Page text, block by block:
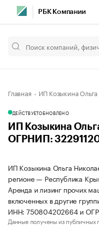
РБК Компании
Главная ИП Козыкина
ДЕЙСТВУЕТОБНОВЛЕНО
ИП Козыкина
ОГРНИП:
ИП Козыкина Ольга
регионе — Республика
Аренда и лизинг прочих
включенных в другие
ИНН: 750804202664 и
Данные получены из публичных